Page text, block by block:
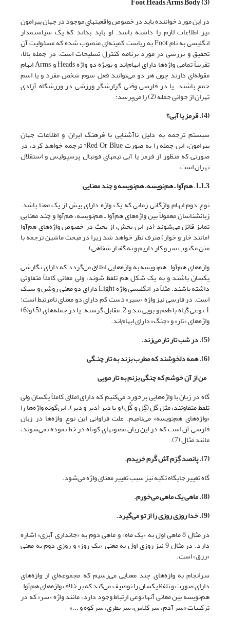
در این مورد خواننده باید در خصوص واقعیتهای موجود در جهان پیرامون
نیز اطلاعات لازم را داشته باشد. او باید بداند که یک سیاستمدار
انگلیسی به نام Foot به ریاست کمیته‌ای منصوب شده که مسئولیت آن
تحقیق و بررسی در مورد برنامه کنترل تسلیحات است. در جمله بالا،
تقریباً تمامی واژه‌ها دارای ابهام‌اند و بویژه دو واژه Heads و Arms ابهام
مقوله‌ای دارند چون هر دو می‌توانند فعل سوم شخص مفرد و یا اسم
جمع باشند. یا در فارسی وقتی گزارشگر ورزشی در ورزشگاه آزادی
تهران از جوانی جمله (2) را می‌پرسد:
(4). قرمز یا آبی؟
سیستم ترجمه به دلیل ناآشنایی با فرهنگ ایران و اطلاعات جهان
پیرامون، این جمله را به صورت Red Or Blue? ترجمه خواهد کرد، در
صورتی که منظور از قرمز یا آبی تیمهای فوتبال پرسپولیس و استقلال
تهران است.
3ـ1ـ1. هم‌آوا ـ هم‌نویسه، هم‌نویسه و چند معنایی
نوع دوم ابهام واژگانی زمانی که یک واژه دارای بیش از یک معنا باشد.
زبانشناسان معمولاً بین واژه‌های هم‌آوا ـ هم‌نویسه، هم‌آوا و چند معنایی
تمایز قائل می‌شوند (در این بخش، از بحث در خصوص واژه‌های هم‌آوا
(مانند خار و خوار) صرف نظر خواهد شد زیرا در مبحث ماشین ترجمه با
متن مکتوب سر و کار داریم و نه گفتار شفاهی).
واژه‌های هم‌آوا ـ هم‌نویسه به واژه‌هایی اطلاق می‌گردد که دارای نگارشی
یکسان باشند و به یک شکل هم تلفظ شوند، ولی معانی کاملاً متفاوتی
داشته باشند. مثلاً در انگلیسی واژه Light دارای دو معنی روشن و سبک
است. در فارسی نیز واژه «سیر» دست کم دارای دو معنای نامرتبط است:
1.نوعی گیاه با طعم و بویی تند و 2. مقابل گرسنه. یا در جمله‌های (5) و(6)
واژه‌های «تار» و «چنگ» دارای ابهام‌اند.
(5). در شب تار تار می‌زند.
(6). همه دلخوشند که مطرب بزند به تار چنـگی
من از آن خوشم که چنگی بزنم به تار مویی
گاه در زبان با واژه‌هایی برخورد می‌کنیم که دارای املای کاملاً یکسان ولی
تلفظ متفاوتند، مثل گل (گِل و گُل) و یا دیر (دیر و دِیر). این‌گونه واژه‌ها را
«واژه‌های هم‌نویسه» می‌نامیم. علت فراوانی این نوع واژه‌ها در زبان
فارسی آن است که در این زبان مصوتهای کوتاه در خط نموده نمی‌شوند،
مانند مثال (7).
(7). پانصد گِرَم آش گَرم خریدم.
گاه تغییر جایگاه تکیه نیز سبب تغییر معنای واژه می‌شود.
(8). ماهی یک ماهی می‌خورم.
(9). خدا روزی روزی را از تو می‌گیرد.
در مثال 8 ماهی اول به «یک ماه» و ماهی دوم به «جانداری آبزی» اشاره
دارد. در مثال 9 نیز روزی اول به معنی «یک روز» و روزی دوم به معنی
«رزق» است.
سرانجام به واژه‌های چند معنایی می‌رسیم که مجموعه‌ای از واژه‌های
دارای صورت و تلفظ یکسان را توصیف می‌کند که بر خلاف واژه‌های هم‌آوا ـ
هم‌نویسه بین معانی آنها نوعی ارتباط وجود دارد، مانند واژه «سر» که در
ترکیبات «سر آدم، سر کلاس، سر بطری، سر کوه و ...»